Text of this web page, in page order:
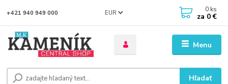
Menu
EUR
Hľadať
+421 940 949 000 0 ks
za 0 €